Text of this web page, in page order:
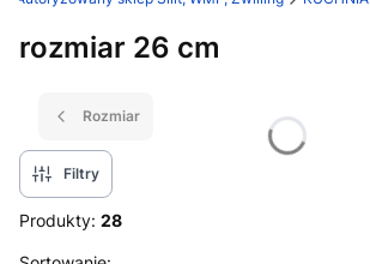
rozmiar 26 cm
Rozmiar
Filtry
Produkty: 28